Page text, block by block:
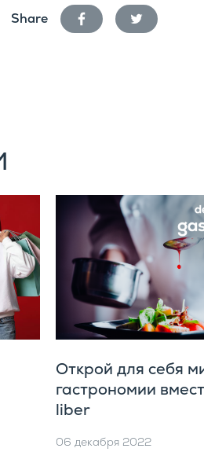
Share facebook twitter
Открой для себя
гастрономии
liber
06 декабря 2022